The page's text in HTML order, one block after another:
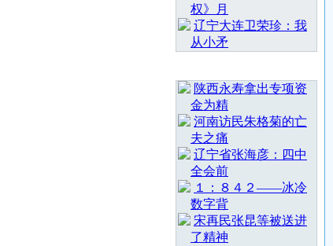
权》月
辽宁大连卫荣珍：我
从小矛
陕西永寿拿出专项资
金为精
河南访民朱格菊的亡
夫之痛
辽宁省张海彦：四中
全会前
１：８４２——冰冷
数字背
宋再民张昆等被送进
了精神